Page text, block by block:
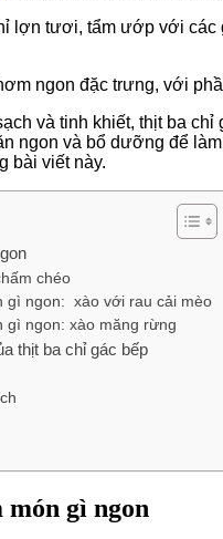
lợn tươi, tẩm ướp với
ngon đặc trưng, với
và tinh khiết, thịt ba
ngon và bổ dưỡng để
bài viết này.
chéo
gì ngon: xào với rau cải mèo
gì ngon: xào măng rừng
thịt ba chỉ gác bếp
gì ngon